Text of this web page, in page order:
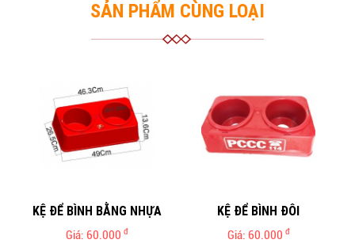
SẢN PHẨM CÙNG LOẠI
KỆ ĐỂ BÌNH BẰNG NHỰA
Giá: 60.000 đ
KỆ ĐỂ BÌNH ĐÔI
Giá: 60.000 đ